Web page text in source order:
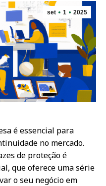
set 1 2025
é essencial para
no mercado.
de proteção é
que oferece uma série
o seu negócio em